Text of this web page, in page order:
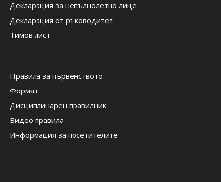
Декларация за непълнолетно лице
Декларация от ръководител
Тимов лист
Правила за първенството
Формат
Дисциплинарен правилник
Видео правила
Информация за посетителите